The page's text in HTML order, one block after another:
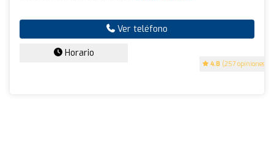
4.8 (257 opiniones)
Ver teléfono
Horario